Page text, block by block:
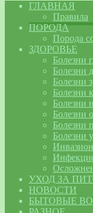
ГЛАВНАЯ
Правила
ПОРОДА
Порода
ЗДОРОВЬЕ
Болезни
Болезни
Болезни
Болезни
Болезни
Болезни
Болезни
Болезни
УХОД ЗА
НОВОСТИ
БЫТОВЫЕ